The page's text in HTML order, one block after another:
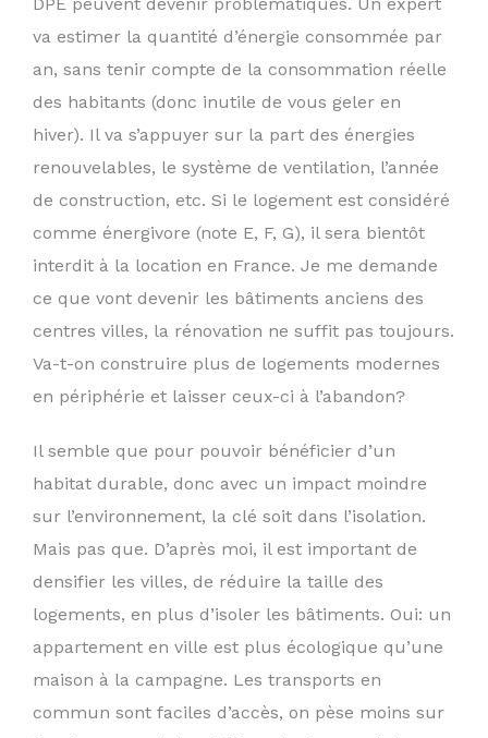
va estimer la quantité d’énergie consommée par
an, sans tenir compte de la consommation réelle
des habitants (donc inutile de vous geler en
hiver). Il va s’appuyer sur la part des énergies
renouvelables, le système de ventilation, l’année
de construction, etc. Si le logement est considéré
comme énergivore (note E, F, G), il sera bientôt
interdit à la location en France. Je me demande
ce que vont devenir les bâtiments anciens des
centres villes, la rénovation ne suffit pas toujours.
Va-t-on construire plus de logements modernes
en périphérie et laisser ceux-ci à l’abandon?
Il semble que pour pouvoir bénéficier d’un
habitat durable, donc avec un impact moindre
sur l’environnement, la clé soit dans l’isolation.
Mais pas que. D’après moi, il est important de
densifier les villes, de réduire la taille des
logements, en plus d’isoler les bâtiments. Oui: un
appartement en ville est plus écologique qu’une
maison à la campagne. Les transports en
commun sont faciles d’accès, on pèse moins sur